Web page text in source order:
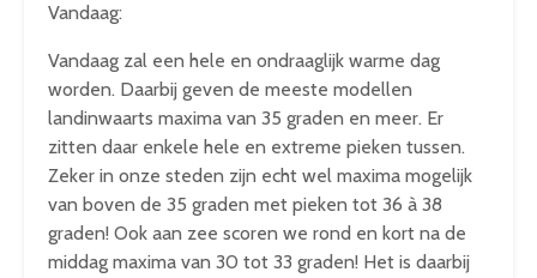
Vandaag:
Vandaag zal een hele en ondraaglijk warme dag
worden. Daarbij geven de meeste modellen
landinwaarts maxima van 35 graden en meer. Er
zitten daar enkele hele en extreme pieken tussen.
Zeker in onze steden zijn echt wel maxima mogelijk
van boven de 35 graden met pieken tot 36 à 38
graden! Ook aan zee scoren we rond en kort na de
middag maxima van 30 tot 33 graden! Het is daarbij